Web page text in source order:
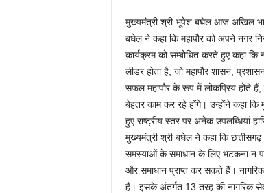
मुख्यमंत्री श्री भूपेश बघेल आज अखिल
बघेल ने कहा कि महापौर को अपने नगर
कार्यक्रम को सम्बोधित करते हुए कहा कि
लीडर होता है, जो महापौर शासन,
सफल महापौर के रूप में लोकप्रिय होते
बेहतर काम कर रहे होंगे। उन्होंने कहा कि
हुए राष्ट्रीय स्तर पर अनेक उपलब्धियां
मुख्यमंत्री श्री बघेल ने कहा कि छत्तीसगढ़
समस्याओं के समाधान के लिए भटकना न
और समाधान प्राप्त कर सकते हैं।
है। इसके अंतर्गत 13 तरह की नागरिक